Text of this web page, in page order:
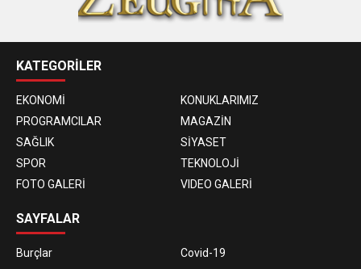
KATEGORİLER
EKONOMİ
KONUKLARIMIZ
PROGRAMCILAR
MAGAZİN
SAĞLIK
SİYASET
SPOR
TEKNOLOJİ
FOTO GALERİ
VIDEO GALERİ
SAYFALAR
Burçlar
Covid-19